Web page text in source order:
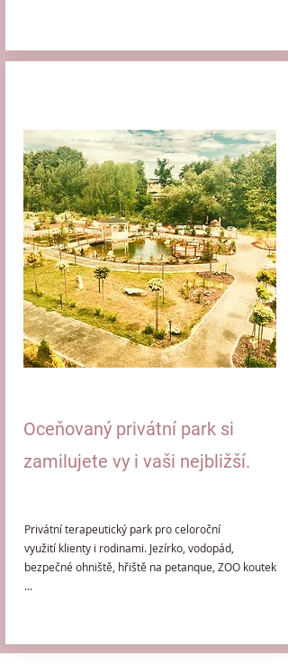
Oceňovaný privátní park si
zamilujete vy i vaši nejbližší.
Privátní terapeutický park pro celoroční
využití klienty i rodinami. Jezírko, vodopád,
bezpečné ohniště, hřiště na petanque, ZOO koutek
...